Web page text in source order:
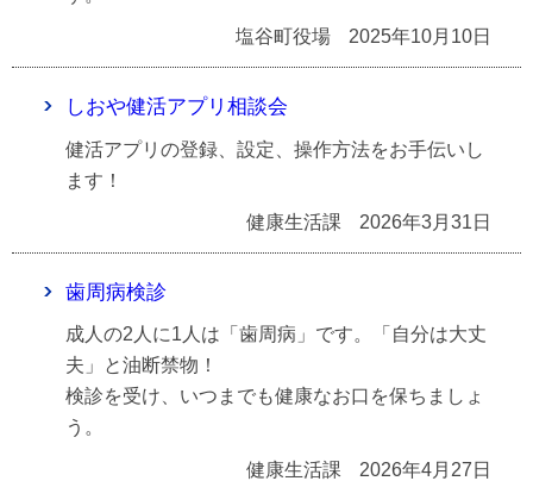
塩谷町役場 2025年10月10日
しおや健活アプリ相談会
健活アプリの登録、設定、操作方法をお手伝いし
ます！
健康生活課 2026年3月31日
歯周病検診
成人の2人に1人は「歯周病」です。「自分は大丈
夫」と油断禁物！
検診を受け、いつまでも健康なお口を保ちましょ
う。
健康生活課 2026年4月27日